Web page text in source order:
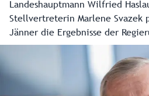
Landeshauptmann Wilfried
Stellvertreterin Marlene Svazek
Jänner die Ergebnisse der
Landesregierung.